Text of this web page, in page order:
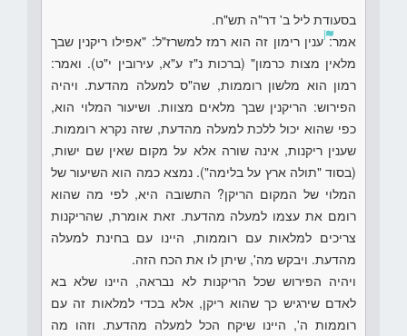
בסעודת ליל ב' דר"ה תש"ח.
אמר:ענין רימון זה הוא רמז למשרז"ל: "אפילו ריקנין שבך
מלאין מצות כרמון" (ברכות נ"ז ע"א, עירובין י"ט). ואמר:
רמון הוא מלשון רוממות, שה"ס למעלה מהדעת. ויהיה
הפירוש: הריקנין שבך מלאים מצוות. ושיעור המלוי הוא,
כפי שהוא יכול ללכת למעלה מהדעת, שזה נקרא רוממות.
שענין ריקנות, אינה שורה אלא על מקום שאין שם ישות,
(בסוד "תולה ארץ על בלימה"). נמצא כמה הוא השיעור של
המלוי של המקום הריקן? התשובה היא, לפי מה שהוא
רומם את עצמו למעלה מהדעת. זאת אומרת, שהריקנות
צריכים למלאות עם רוממות, היינו עם בחינת למעלה
מהדעת. ויבקש מה', שיתן לו את הכח הזה.
ויהיה הפירוש שכל הריקנות לא נבראה, היינו שלא בא
לאדם שירגיש כך שהוא ריקן, אלא בכדי למלאות זה עם
רוממות ה', היינו שיקח הכל למעלה מהדעת. וזהו מה